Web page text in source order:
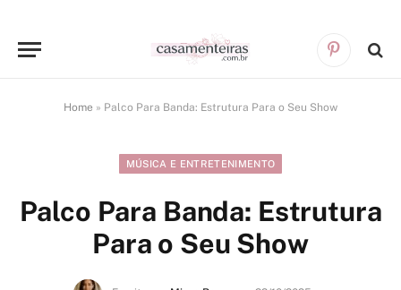
Pinterest
Home » Palco Para Banda: Estrutura Para o Seu Show
MÚSICA E ENTRETENIMENTO
Palco Para Banda: Estrutura
Para o Seu Show